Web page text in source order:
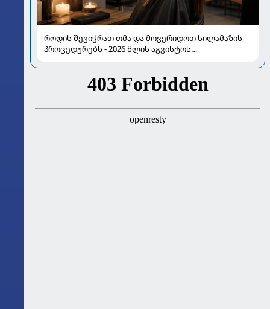
როდის შევიჭრათ თმა და მოვერიდოთ სილამაზის
პროცედურებს - 2026 წლის აგვისტოს